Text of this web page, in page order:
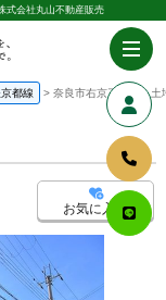
式会社丸山不動産販売
都線 奈良市右京三丁目 土
お気に入り